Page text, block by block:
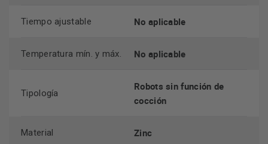
Tiempo ajustable No aplicable
Temperatura mín. y máx. No aplicable
Tipología
Robots sin función de
cocción
Material Zinc